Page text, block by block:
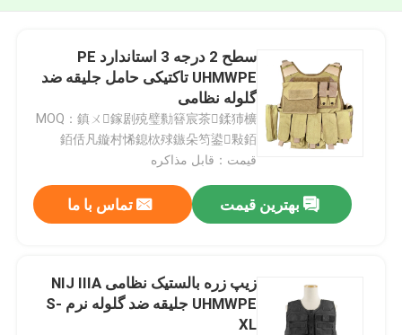
سطح 2 درجه 3 استاندارد PE
UHMWPE تاکتیکی حامل جلیقه ضد
گلوله نظامی
MOQ：鎮ㄨ鎵剧殑璧勬簮宸茶鍒犻櫎
銆佸凡鏇村悕鎴栨殏鏃朵笉鍙敤銆
قیمت：قابل مذاکره
بهترین قیمت تماس با ما
زیپ زره بالستیک نظامی NIJ IIIA
UHMWPE جلیقه ضد گلوله نرم S-
XL